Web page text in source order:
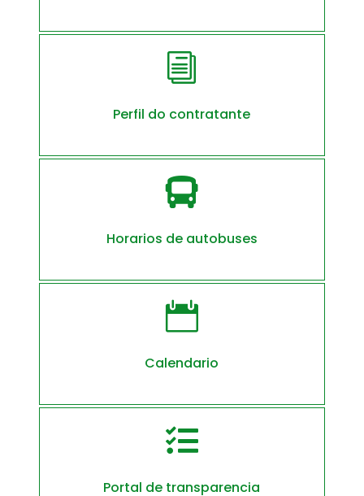
i
Perfil do contratante

Horarios de autobuses

Calendario

Portal de transparencia